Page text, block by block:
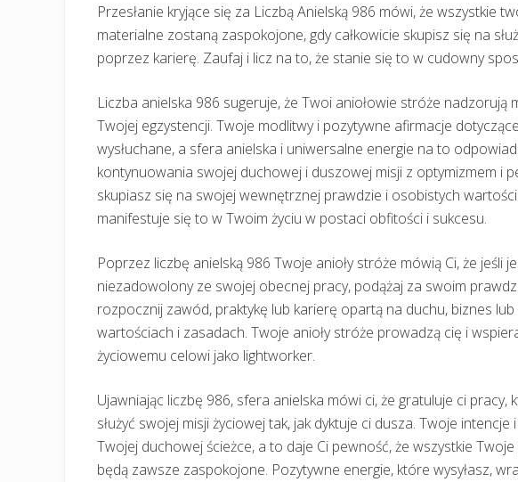
Przesłanie kryjące się za Liczbą Anielską 986 mówi, że wszystkie
materialne zostaną zaspokojone, gdy całkowicie skupisz się na
poprzez karierę. Zaufaj i licz na to, że stanie się to w cudowny
Liczba anielska 986 sugeruje, że Twoi aniołowie stróże nadzorują
Twojej egzystencji. Twoje modlitwy i pozytywne afirmacje
wysłuchane, a sfera anielska i uniwersalne energie na to
kontynuowania swojej duchowej i duszowej misji z optymizmem i
skupiasz się na swojej wewnętrznej prawdzie i osobistych
manifestuje się to w Twoim życiu w postaci obfitości i sukcesu.
Poprzez liczbę anielską 986 Twoje anioły stróże mówią Ci, że jeśli
niezadowolony ze swojej obecnej pracy, podążaj za swoim
rozpocznij zawód, praktykę lub karierę opartą na duchu, biznes
wartościach i zasadach. Twoje anioły stróże prowadzą cię i
życiowemu celowi jako lightworker.
Ujawniając liczbę 986, sfera anielska mówi ci, że gratuluje ci pracy,
służyć swojej misji życiowej tak, jak dyktuje ci dusza. Twoje intencje
Twojej duchowej ścieżce, a to daje Ci pewność, że wszystkie
będą zawsze zaspokojone. Pozytywne energie, które wysyłasz,